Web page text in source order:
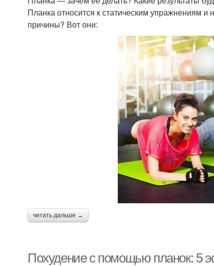
Планка относится к статическим упражнениям
причины? Вот они:
читать дальше →
Похудение с помощью планок: 5